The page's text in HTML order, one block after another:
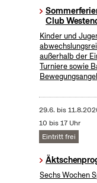
Club
Kinder und
außerhalb der
Turniere sowie
29.6. bis
10 bis 17 Uhr
Eintritt frei
Sechs Wochen